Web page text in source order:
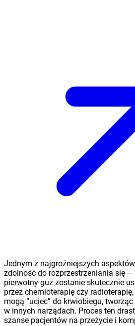
Jednym z najgroźniejszych
zdolność do rozprzestrzeniania się
pierwotny guz zostanie skutecznie
przez chemioterapię czy
mogą “uciec” do krwiobiegu,
w innych narządach. Proces ten
szanse pacjentów na przeżycie i